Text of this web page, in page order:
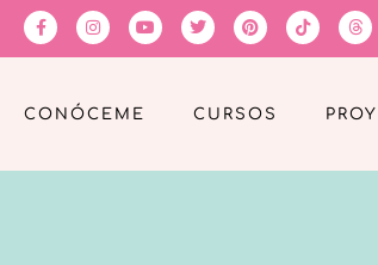
CONÓCEME CURSOS